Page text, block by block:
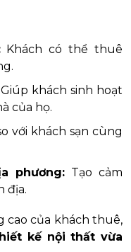
Khách có thể thuê
Giúp khách sinh hoạt
của họ.
với khách sạn cùng
phương: Tạo cảm
địa.
cao của khách thuê,
kế nội thất vừa